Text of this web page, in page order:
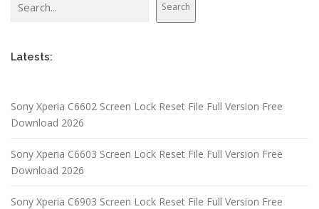
Search
Latests:
Sony Xperia C6602 Screen Lock Reset File Full Version Free
Download 2026
Sony Xperia C6603 Screen Lock Reset File Full Version Free
Download 2026
Sony Xperia C6903 Screen Lock Reset File Full Version Free